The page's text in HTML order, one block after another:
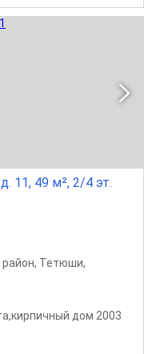
11, 49 м², 2/4 эт.
, Тетюши,
дом 2003